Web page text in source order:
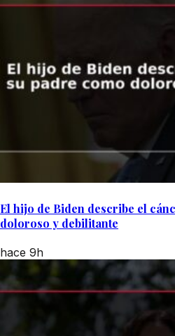
El hijo de Biden describe el
doloroso y debilitante
hace 9h